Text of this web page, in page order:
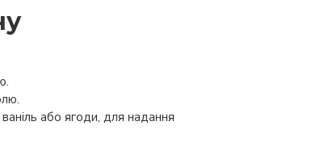
або ягоди, для надання